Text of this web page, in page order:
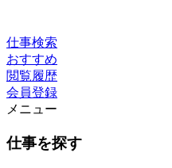
仕事検索
おすすめ
閲覧履歴
会員登録
メニュー
仕事を探す